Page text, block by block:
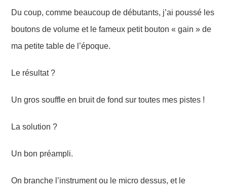
Du coup, comme beaucoup de débutants, j’ai poussé les
boutons de volume et le fameux petit bouton « gain » de
ma petite table de l’époque.
Le résultat ?
Un gros souffle en bruit de fond sur toutes mes pistes !
La solution ?
Un bon préampli.
On branche l’instrument ou le micro dessus, et le